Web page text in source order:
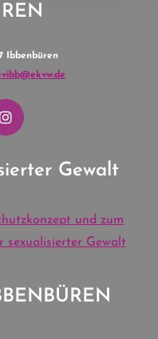
Ibbenbüren
Gewalt
und zum
sexualisierter Gewalt